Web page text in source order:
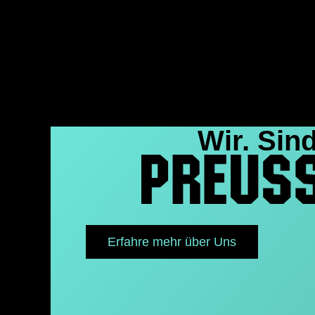
Wir.
Erfahre mehr über Uns